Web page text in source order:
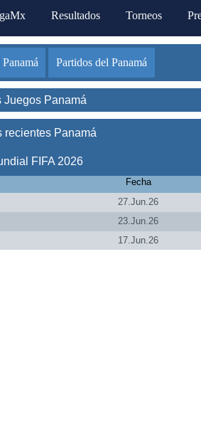
Resultados Torneos
Partidos del Panamá
Juegos Panamá
recientes Panamá
FIFA 2026
Fecha
27.Jun.26
23.Jun.26
17.Jun.26